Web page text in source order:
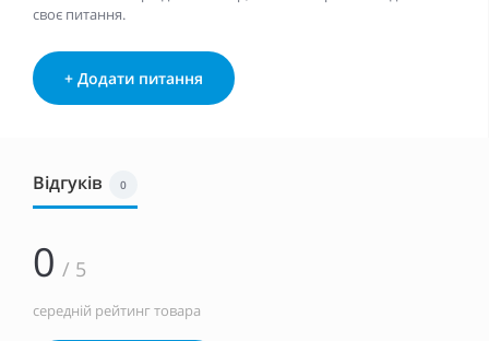
своє питання.
+ Додати питання
Відгуків 0
0 / 5
середній рейтинг товара